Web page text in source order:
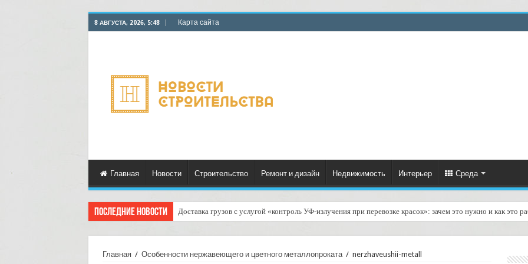
8 АВГУСТА, 2026, 5:48 Карта сайта
Главная Новости Строительство Ремонт и дизайн Недвижимость Интерьер Среда
Последние новости Доставка грузов с услугой «контроль УФ‑излучения при перевозке красок»: зачем это нужно и как это
Курьерские услуги для магазинов товаров для творчества: доставка наборов и материалов — как
Главная / Особенности нержавеющего и цветного металлопроката / nerzhaveushii-metall